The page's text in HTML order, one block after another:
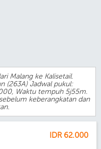
Malang ke Kalisetail.
(263A) Jadwal pukul:
Waktu tempuh 5j55m.
keberangkatan dan
IDR 62.000